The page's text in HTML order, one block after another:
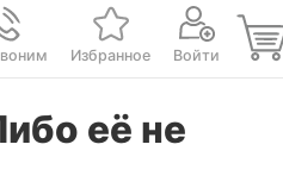
Избранное Войти
её не